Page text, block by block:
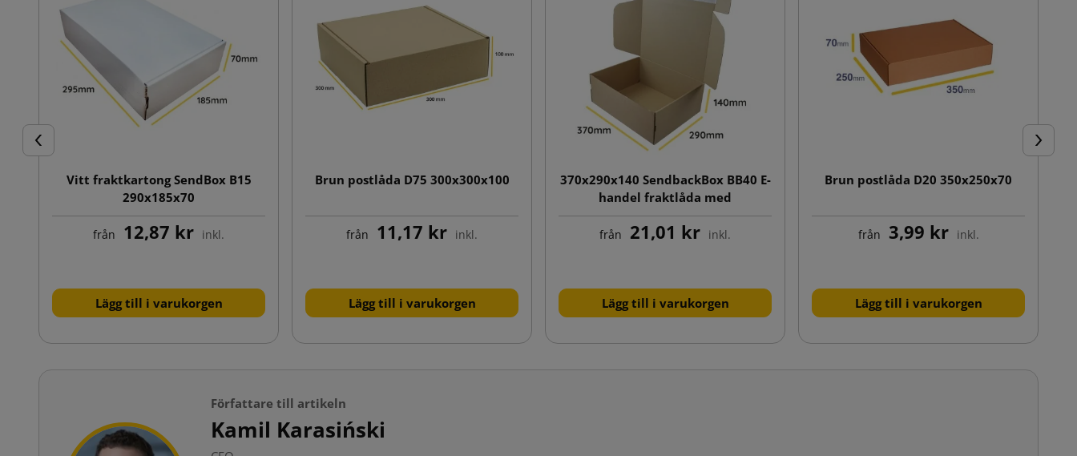
Föregående Nästa
Vitt fraktkartong SendBox B15
290x185x70
från 12,87 kr inkl.
Lägg till i varukorgen
Brun postlåda D75 300x300x100
från 11,17 kr inkl.
Lägg till i varukorgen
370x290x140 SendbackBox BB40 E-
handel fraktlåda med
automatbotten, dubbel
självhäftande remsa och rivtejp
från 21,01 kr inkl.
Lägg till i varukorgen
Brun postlåda D20 350x250x70
från 3,99 kr inkl.
Lägg till i varukorgen
Författare till artikeln
Kamil Karasiński